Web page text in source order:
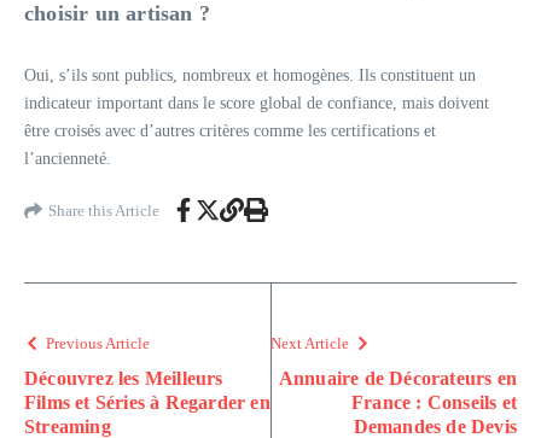
choisir un artisan ?
Oui, s’ils sont publics, nombreux et homogènes. Ils constituent un
indicateur important dans le score global de confiance, mais doivent
être croisés avec d’autres critères comme les certifications et
l’ancienneté.
Share this Article
Previous Article
Découvrez les Meilleurs
Films et Séries à Regarder en
Streaming
Next Article
Annuaire de Décorateurs en
France : Conseils et
Demandes de Devis